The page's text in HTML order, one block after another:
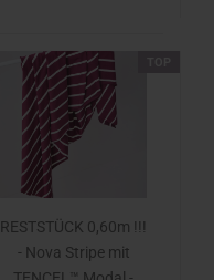
RESTSTÜCK 0,60m !!!
- Nova Stripe mit